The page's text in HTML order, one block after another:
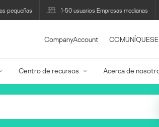
pequeñas 1-50 usuarios Empresas medianas
CompanyAccount
Centro de recursos Acerca de